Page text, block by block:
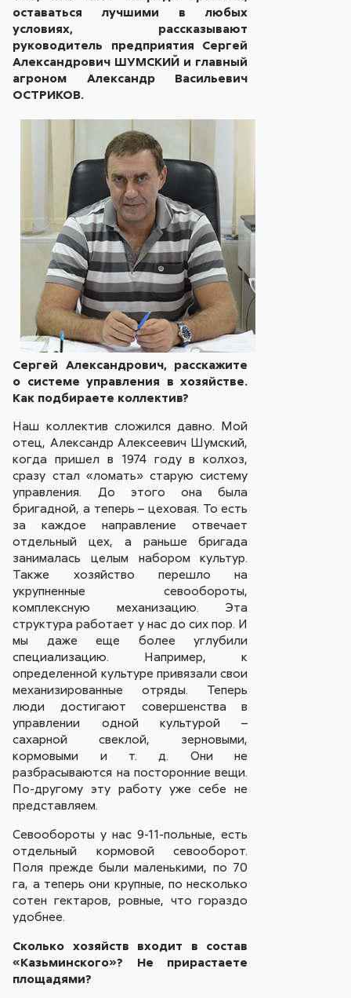
оставаться лучшими в любых
условиях, рассказывают
руководитель предприятия Сергей
Александрович ШУМСКИЙ и главный
агроном Александр Васильевич
ОСТРИКОВ.
Сергей Александрович, расскажите
о системе управления в хозяйстве.
Как подбираете коллектив?
Наш коллектив сложился давно. Мой
отец, Александр Алексеевич Шумский,
когда пришел в 1974 году в колхоз,
сразу стал «ломать» старую систему
управления. До этого она была
бригадной, а теперь – цеховая. То есть
за каждое направление отвечает
отдельный цех, а раньше бригада
занималась целым набором культур.
Также хозяйство перешло на
укрупненные севообороты,
комплексную механизацию. Эта
структура работает у нас до сих пор. И
мы даже еще более углубили
специализацию. Например, к
определенной культуре привязали свои
механизированные отряды. Теперь
люди достигают совершенства в
управлении одной культурой –
сахарной свеклой, зерновыми,
кормовыми и т. д. Они не
разбрасываются на посторонние вещи.
По-другому эту работу уже себе не
представляем.
Севообороты у нас 9-11-польные, есть
отдельный кормовой севооборот.
Поля прежде были маленькими, по 70
га, а теперь они крупные, по несколько
сотен гектаров, ровные, что гораздо
удобнее.
Сколько хозяйств входит в состав
«Казьминского»? Не прирастаете
площадями?